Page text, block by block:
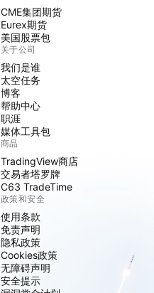
CME集团期货
Eurex期货
美国股票包
关于公司
我们是谁
太空任务
博客
帮助中心
职涯
媒体工具包
商品
TradingView商店
交易者塔罗牌
C63 TradeTime
政策和安全
使用条款
免责声明
隐私政策
Cookies政策
无障碍声明
安全提示